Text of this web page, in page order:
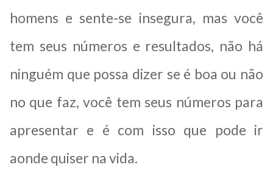
homens e sente-se insegura, mas você
tem seus números e resultados, não há
ninguém que possa dizer se é boa ou não
no que faz, você tem seus números para
apresentar e é com isso que pode ir
aonde quiser na vida.